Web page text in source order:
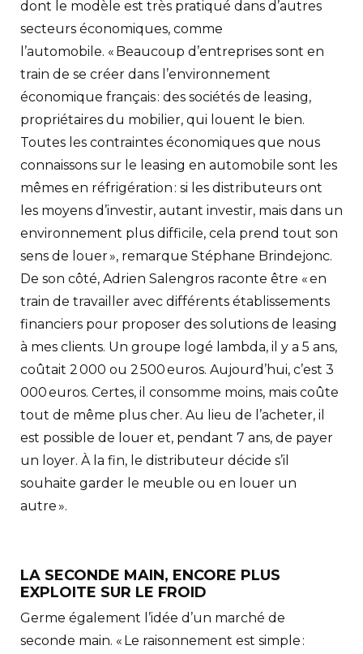
dont le modèle est très pratiqué dans d’autres
secteurs économiques, comme
l’automobile. « Beaucoup d’entreprises sont en
train de se créer dans l’environnement
économique français : des sociétés de leasing,
propriétaires du mobilier, qui louent le bien.
Toutes les contraintes économiques que nous
connaissons sur le leasing en automobile sont les
mêmes en réfrigération : si les distributeurs ont
les moyens d’investir, autant investir, mais dans un
environnement plus difficile, cela prend tout son
sens de louer », remarque Stéphane Brindejonc.
De son côté, Adrien Salengros raconte être « en
train de travailler avec différents établissements
financiers pour proposer des solutions de leasing
à mes clients. Un groupe logé lambda, il y a 5 ans,
coûtait 2 000 ou 2 500 euros. Aujourd’hui, c’est 3
000 euros. Certes, il consomme moins, mais coûte
tout de même plus cher. Au lieu de l’acheter, il
est possible de louer et, pendant 7 ans, de payer
un loyer. À la fin, le distributeur décide s’il
souhaite garder le meuble ou en louer un
autre ».
LA SECONDE MAIN, ENCORE PLUS
EXPLOITE SUR LE FROID
Germe également l’idée d’un marché de
seconde main. « Le raisonnement est simple :